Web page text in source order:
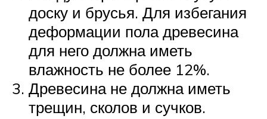
доску и брусья. Для избегания
деформации пола древесина
для него должна иметь
влажность не более 12%.
Древесина не должна иметь
трещин, сколов и сучков.